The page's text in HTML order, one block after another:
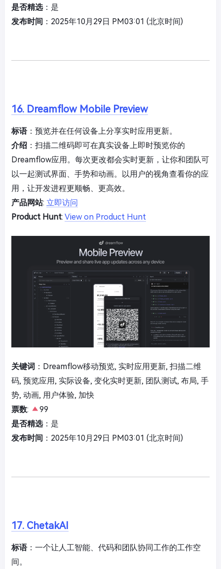
是否精选：是
发布时间 ：2025年10月29日 PM03:01 (北京时间)
16. Dreamflow Mobile Preview
标语：预览并在任何设备上分享实时应用更新。
介绍 ：扫描二维码即可在真实设备上即时预览你的
Dreamflow应用。每次更改都会实时更新，让你和团队可
以一起测试界面、手势和动画。以用户的视角查看你的应
用，让开发进程更顺畅、更高效。
产品网站: 立即访问
Product Hunt: View on Product Hunt
关键词 ：Dreamflow移动预览, 实时应用更新, 扫描二维
码, 预览应用, 实际设备, 变化实时更新, 团队测试, 布局, 手
势, 动画, 用户体验, 加快
票数:
99
是否精选：是
发布时间 ：2025年10月29日 PM03:01 (北京时间)
17. ChetakAI
标语：一个让人工智能、代码和团队协同工作的工作空
间。